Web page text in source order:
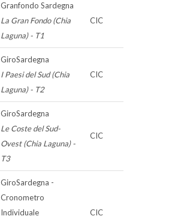
Granfondo Sardegna
La Gran Fondo (Chia
Laguna) - T1
CIC
GiroSardegna
I Paesi del Sud (Chia
Laguna) - T2
CIC
GiroSardegna
Le Coste del Sud-
Ovest (Chia Laguna) -
T3
CIC
GiroSardegna -
Cronometro
Individuale
CIC